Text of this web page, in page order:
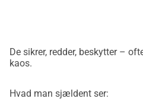
bærer noget med sig, som
sikker havn GRL Ranch.Et sted,
sig selv igen, efter at de for
De sikrer, redder, beskytter –
kaos.
Hvad man sjældent ser: